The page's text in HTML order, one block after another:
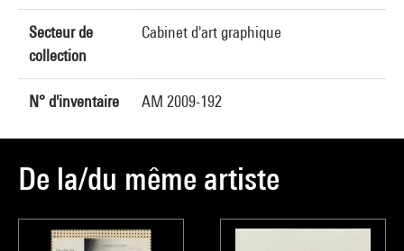
Secteur de
collection
Cabinet d'art graphique
N° d'inventaire AM 2009-192
De la/du même artiste